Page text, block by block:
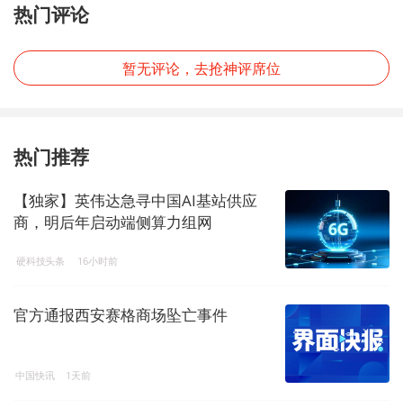
热门评论
暂无评论，去抢神评席位
热门推荐
【独家】英伟达急寻中国AI基站供应
商，明后年启动端侧算力组网
硬科技头条 16小时前
官方通报西安赛格商场坠亡事件
中国快讯 1天前